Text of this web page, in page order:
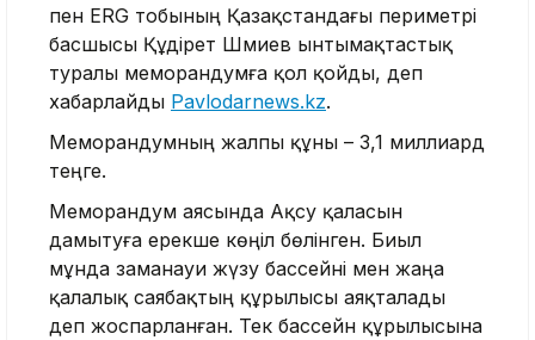
пен ERG тобының Қазақстандағы периметрі
басшысы Құдірет Шәмиев ынтымақтастық
туралы меморандумға қол қойды, деп
хабарлайды Pavlodarnews.kz.
Меморандумның жалпы құны – 3,1 миллиард
теңге.
Меморандум аясында Ақсу қаласын
дамытуға ерекше көңіл бөлінген. Биыл
мұнда заманауи жүзу бассейні мен жаңа
қалалық саябақтың құрылысы аяқталады
деп жоспарланған. Тек бассейн құрылысына